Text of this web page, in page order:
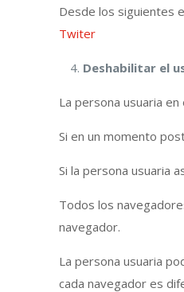
Desde los siguientes
Twiter
Deshabilitar el
La persona usuaria
Si en un momento
Si la persona usuaria
Todos los
navegador.
La persona usuaria
cada navegador es